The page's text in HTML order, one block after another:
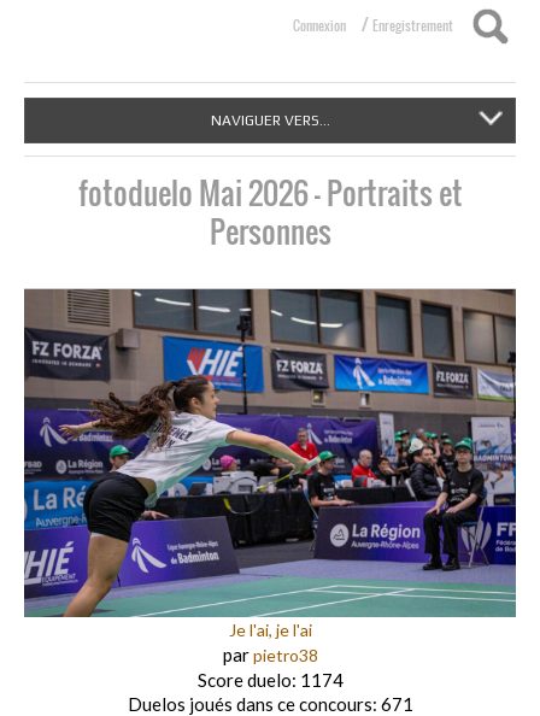
Connexion / Enregistrement
NAVIGUER VERS...
fotoduelo Mai 2026 - Portraits et
Personnes
Je l'ai, je l'ai
parpietro38
Score duelo: 1174
Duelos joués dans ce concours: 671